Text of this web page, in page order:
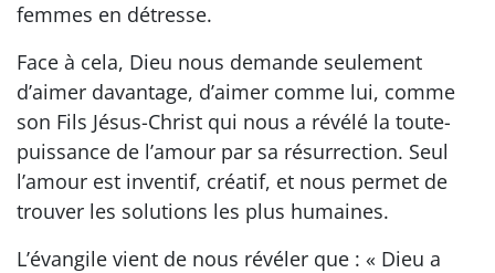
femmes en détresse.
Face à cela, Dieu nous demande seulement
d’aimer davantage, d’aimer comme lui, comme
son Fils Jésus-Christ qui nous a révélé la toute-
puissance de l’amour par sa résurrection. Seul
l’amour est inventif, créatif, et nous permet de
trouver les solutions les plus humaines.
L’évangile vient de nous révéler que : « Dieu a